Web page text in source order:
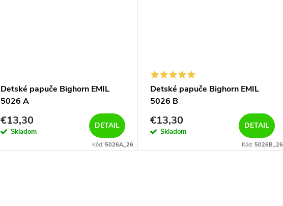
Detské papuče Bighorn EMIL
5026 A
€13,30
Skladom
DETAIL
Kód: 5026A_26
Detské papuče Bighorn EMIL
5026 B
€13,30
Skladom
DETAIL
Kód: 5026B_26